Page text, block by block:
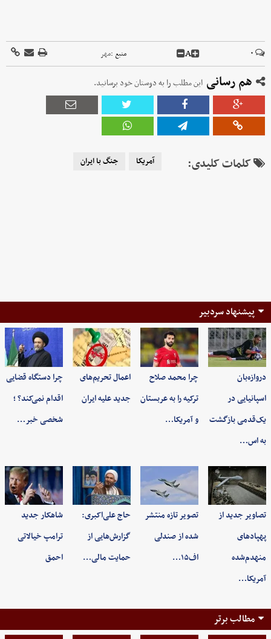
۰ A منبع :مهر
هم رسانی این مطلب را به دوستان خود برسانید.
کلمات کلیدی: آمریکا جنگ با ایران
پیشنهاد سردبیر
دروازه‌بان
اسپانیایی در
یک‌قدمی بازگشت
به اس…
چرا محمد صلاح
ترکیه را به عربستان
و آمریکا…
اعمال تحریم‌های
جدید علیه ایران
چرا دستگاه قضایی
اقدام نمی‌کند؟ ؛
شخصی خبر…
تصاویر جدید از
پهپادهای
منهدم‌شده
آمریکا…
تصویر تازه منتشر
شده از صندلی
اف۱۵…
حاج علی‌اکبری:
گزارش‌هایی از
حمایت مالی…
شاهکار جدید
ترامپ خیالاتی
احمق
مطالب برتر